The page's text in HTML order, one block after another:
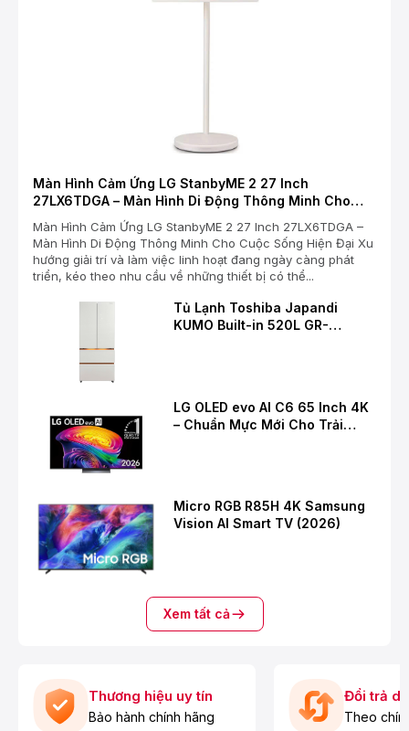
Màn Hình Cảm Ứng LG StanbyME 2 27 Inch
27LX6TDGA – Màn Hình Di Động Thông Minh Cho
Cuộc Sống Hiện Đại
Màn Hình Cảm Ứng LG StanbyME 2 27 Inch 27LX6TDGA –
Màn Hình Di Động Thông Minh Cho Cuộc Sống Hiện Đại Xu
hướng giải trí và làm việc linh hoạt đang ngày càng phát
triển, kéo theo nhu cầu về những thiết bị có thể...
Tủ Lạnh Toshiba Japandi
KUMO Built-in 520L GR-
LG OLED evo AI C6 65 Inch 4K
– Chuẩn Mực Mới Cho Trải
Micro RGB R85H 4K Samsung
Vision AI Smart TV (2026)
Xem tất cả
Thương hiệu uy tín
Bảo hành chính hãng
Đổi trả
Theo